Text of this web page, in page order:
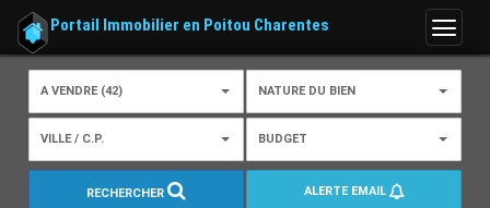
Menu
Portail Immobilier en Poitou Charentes
A VENDRE (42) NATURE DU BIEN
VILLE / C.P. BUDGET
RECHERCHER ALERTE EMAIL